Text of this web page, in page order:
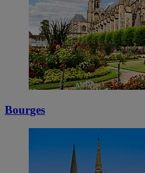
Bourges